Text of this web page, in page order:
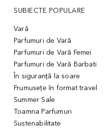
SUBIECTE POPULARE
Vară
Parfumuri de Vară
Parfumuri de Vară Femei
Parfumuri de Vară Barbati
În siguranță la soare
Frumusețe în format travel
Summer Sale
Toamna Parfumuri
Sustenabilitate